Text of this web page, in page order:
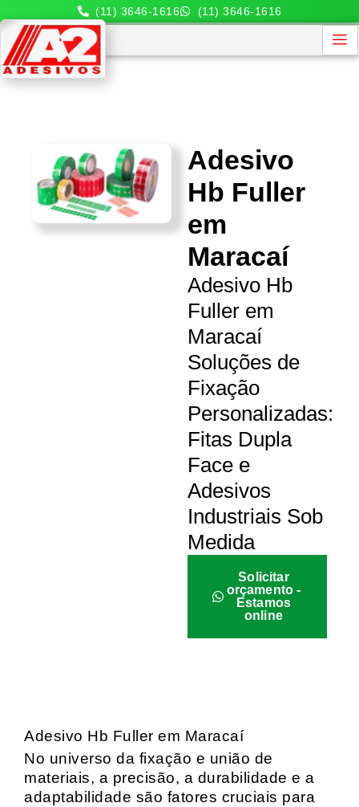
(11) 3646-1616 (11) 3646-1616
Adesivo
Hb Fuller
em
Maracaí
Adesivo Hb
Fuller em
Maracaí
Soluções de
Fixação
Personalizadas:
Fitas Dupla
Face e
Adesivos
Industriais Sob
Medida
Solicitar
orçamento -
Estamos
online
Adesivo Hb Fuller em Maracaí
No universo da fixação e união de
materiais, a precisão, a durabilidade e a
adaptabilidade são fatores cruciais para